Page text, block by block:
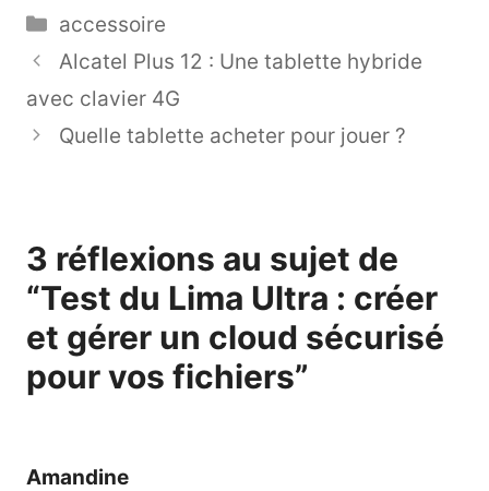
Catégories
accessoire
Alcatel Plus 12 : Une tablette hybride
avec clavier 4G
Quelle tablette acheter pour jouer ?
3 réflexions au sujet de
“Test du Lima Ultra : créer
et gérer un cloud sécurisé
pour vos fichiers”
Amandine